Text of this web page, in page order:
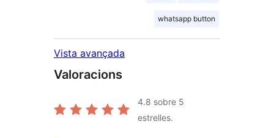
whatsapp button
Vista avançada
Valoracions
4.8 sobre 5
estrelles.